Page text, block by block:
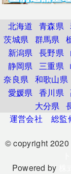
北海道 青森県
茨城県 群馬県
新潟県 長野県
静岡県 三重県
奈良県 和歌山県
愛媛県 香川県
大分県
運営会社
総監
© copyright 2020
Powered by